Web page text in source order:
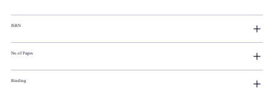
ISBN
No.of Pages
Binding